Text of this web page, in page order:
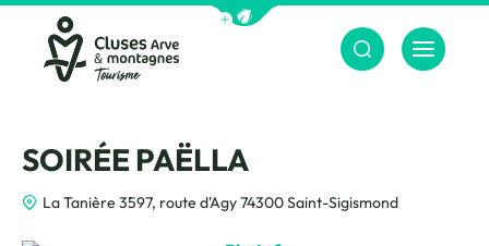
Afficher la barre de navigation du
Menu
SOIRÉE PAËLLA
La Tanière 3597, route d'Agy 74300 Saint-Sigismond